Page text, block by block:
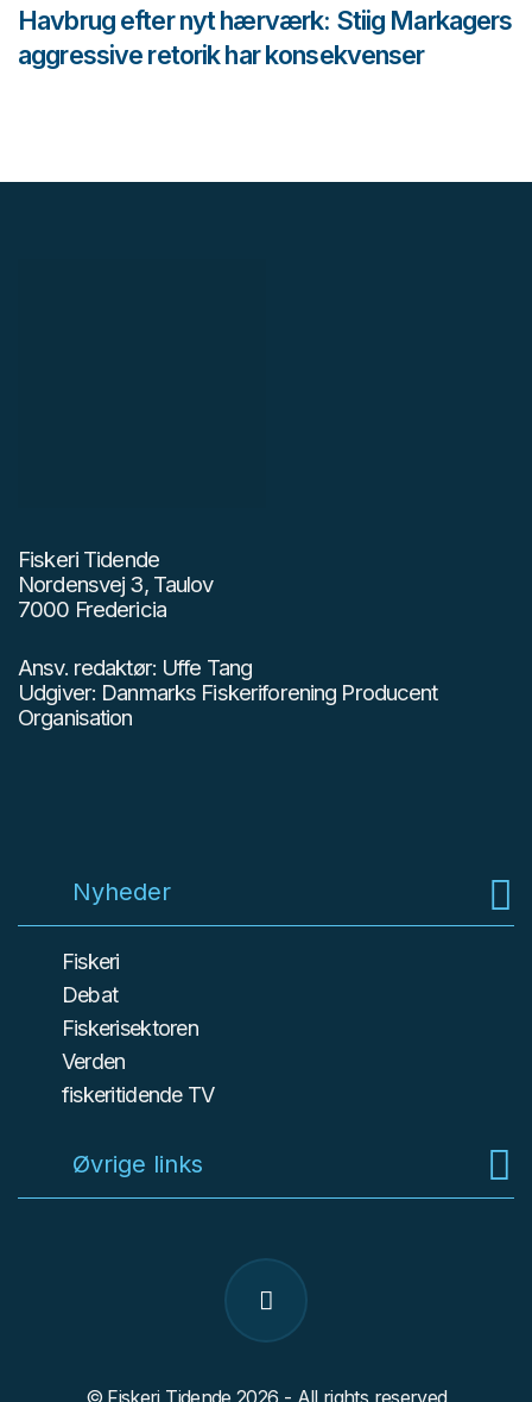
Havbrug efter nyt hærværk: Stiig Markagers
aggressive retorik har konsekvenser
Fiskeri Tidende
Nordensvej 3, Taulov
7000 Fredericia
Ansv. redaktør: Uffe Tang
Udgiver: Danmarks Fiskeriforening Producent
Organisation
Nyheder
Fiskeri
Debat
Fiskerisektoren
Verden
fiskeritidende TV
Øvrige links